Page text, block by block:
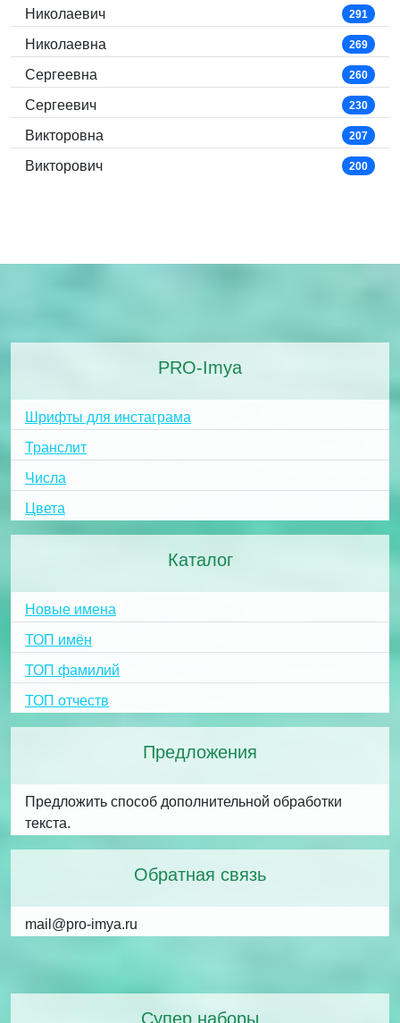
Николаевич 291
Николаевна 269
Сергеевна 260
Сергеевич 230
Викторовна 207
Викторович 200
PRO-Imya
Шрифты для инстаграма
Транслит
Числа
Цвета
Каталог
Новые имена
ТОП имён
ТОП фамилий
ТОП отчеств
Предложения
Предложить способ дополнительной обработки
текста.
Обратная связь
mail@pro-imya.ru
Супер наборы